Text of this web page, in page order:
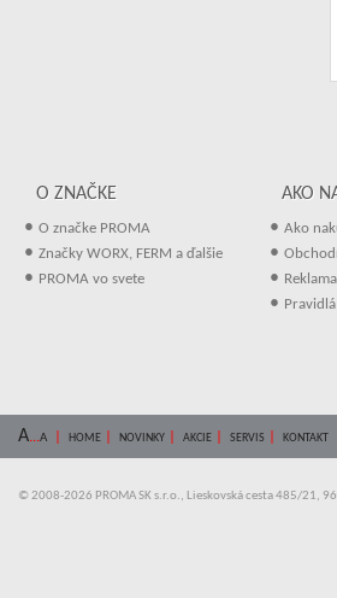
O ZNAČKE
• O značke PROMA
• Značky WORX, FERM a ďalšie
• PROMA vo svete
AKO
• Ako
•
•
•
A...A HOME NOVINKY AKCIE SERVIS KONTAKT
© 2008-2026 PROMA SK s.r.o., Lieskovská cesta 485/21,